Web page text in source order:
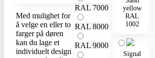
Med mulighet for
å velge en eller to
farger på døren
kan du lage et
individuelt design
RAL 7000
RAL 8000
RAL 9000
yellow
RAL
1002
Signal